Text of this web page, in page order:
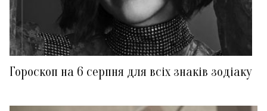
Гороскоп на 6 серпня для всіх знаків зодіаку